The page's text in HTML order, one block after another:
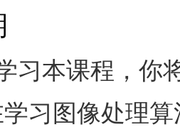
习本课程，你
学习图像处理